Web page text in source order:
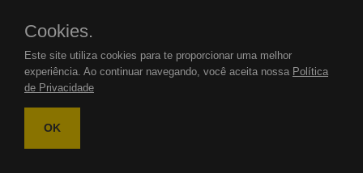
FALE CONOSCO
WhatsApp: (11)
Cookies.
Este site utiliza cookies para te proporcionar uma melhor
experiência. Ao continuar navegando, você aceita nossa Política
de Privacidade
OK